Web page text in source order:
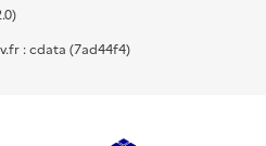
: cdata (7ad44f4)